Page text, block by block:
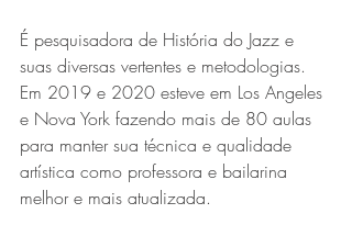
É pesquisadora de História do Jazz e
suas diversas vertentes e metodologias.
Em 2019 e 2020 esteve em Los Angeles
e Nova York fazendo mais de 80 aulas
para manter sua técnica e qualidade
artística como professora e bailarina
melhor e mais atualizada.